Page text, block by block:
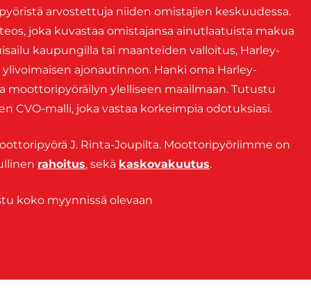
arvostettuja niiden omistajien keskuudessa.
joka kuvastaa omistajansa ainutlaatuista makua
kaupungilla tai maanteiden valloitus, Harley-
ajonautinnon. Hanki oma Harley-
moottoripyöräilyn ylelliseen maailmaan. Tutustu
CVO-malli, joka vastaa korkeimpia odotuksiasi.
J. Rinta-Joupilta. Moottoripyöriimme on
rahoitus, sekä kaskovakuutus.
koko myynnissä olevaan